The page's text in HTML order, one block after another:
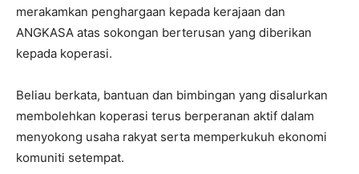
merakamkan penghargaan kepada kerajaan dan
ANGKASA atas sokongan berterusan yang diberikan
kepada koperasi.
Beliau berkata, bantuan dan bimbingan yang disalurkan
membolehkan koperasi terus berperanan aktif dalam
menyokong usaha rakyat serta memperkukuh ekonomi
komuniti setempat.